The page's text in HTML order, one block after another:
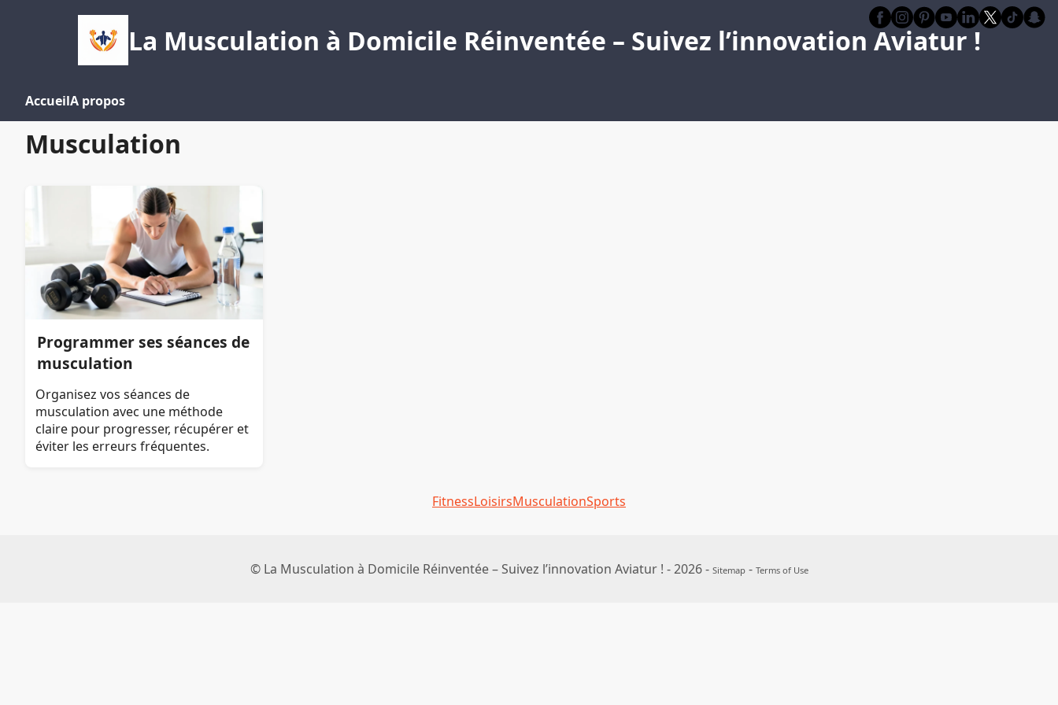
La Musculation à Domicile Réinventée – Suivez l’innovation Aviatur !
AccueilA propos
Musculation
Programmer ses séances de
musculation
Organisez vos séances de
musculation avec une méthode
claire pour progresser, récupérer et
éviter les erreurs fréquentes.
FitnessLoisirsMusculationSports
© La Musculation à Domicile Réinventée – Suivez l’innovation Aviatur ! - 2026 - Sitemap- Terms of Use